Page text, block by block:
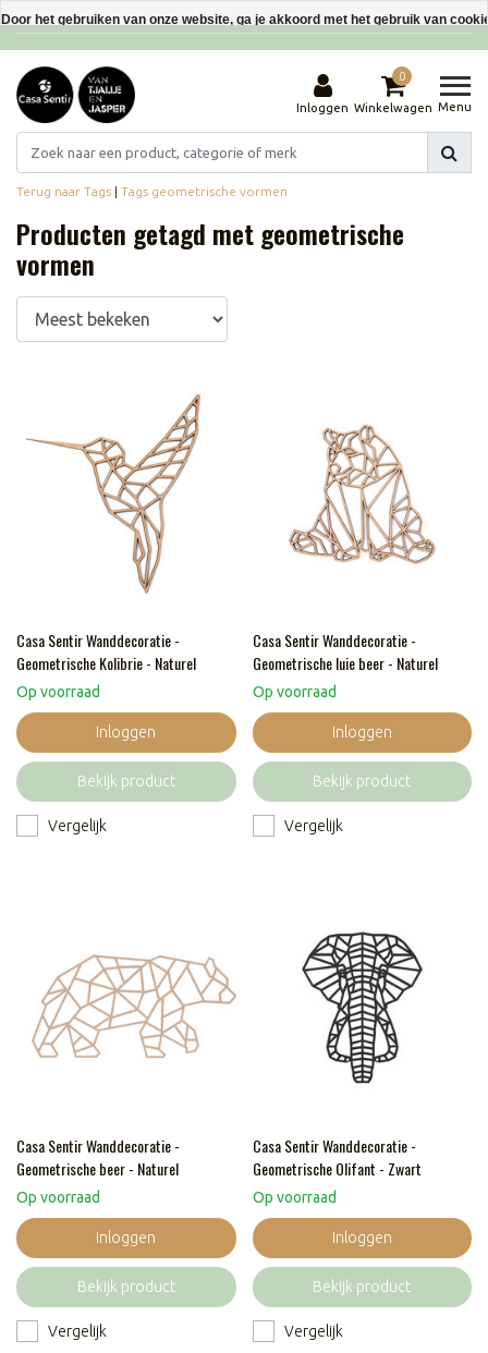
Interieurdecoraties van gerecyclede materialen
Inloggen
0
Winkelwagen Menu
Terug naar Tags | Tags geometrische vormen
Producten getagd met geometrische
vormen
Casa Sentir Wanddecoratie -
Geometrische Kolibrie - Naturel
Op voorraad
Inloggen
Bekijk product
Vergelijk
Casa Sentir Wanddecoratie -
Geometrische luie beer - Naturel
Op voorraad
Inloggen
Bekijk product
Vergelijk
Casa Sentir Wanddecoratie -
Geometrische beer - Naturel
Op voorraad
Inloggen
Bekijk product
Vergelijk
Casa Sentir Wanddecoratie -
Geometrische Olifant - Zwart
Op voorraad
Inloggen
Bekijk product
Vergelijk
Door het gebruiken van onze website, ga je akkoord met het gebruik van